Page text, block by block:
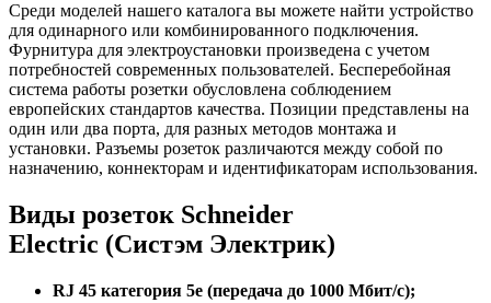
Среди моделей нашего каталога вы можете найти устройство
для одинарного или комбинированного подключения.
Фурнитура для электроустановки произведена с учетом
потребностей современных пользователей. Бесперебойная
система работы розетки обусловлена соблюдением
европейских стандартов качества. Позиции представлены на
один или два порта, для разных методов монтажа и
установки. Разъемы розеток различаются между собой по
назначению, коннекторам и идентификаторам использования.
Виды розеток Schneider
Electric (Систэм Электрик)
RJ 45 категория 5е (передача до 1000 Мбит/с);